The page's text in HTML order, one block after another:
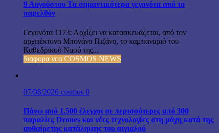
9 Αυγούστου Τα σημαντικότερα γεγονότα από το
παρελθόν
Γεγονότα 1173: Αρχίζει να κατασκευάζεται, από τον
αρχιτέκτονα Μπονάνο Πιζάνο, το καμπαναριό του
Καθεδρικού Ναού της...
διαφορα νεα COSMOS NEWS
07/08/2026 cosmos 0
Πάνω από 1.500 έλεγχοι σε περισσότερες από 300
παραλίες Drones και νέες τεχνολογίες στη μάχη κατά της
αυθαίρετης κατάληψης του αιγιαλού